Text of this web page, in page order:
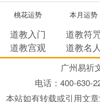
桃花运势 本月运势
道教入门 道教符
道教宫观
道教名人
广州易祈
电话： 400-630-
本站如有转载或引用文